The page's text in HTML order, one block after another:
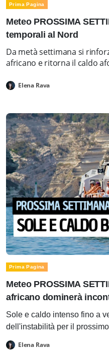
Prima Pagina
Meteo PROSSIMA
temporali al Nord
Da metà settimana si
africano e ritorna il caldo
Elena Rava
Prima Pagina
Meteo PROSSIMA
africano dominerà
Sole e caldo intenso fino a
dell'instabilità per il
Elena Rava